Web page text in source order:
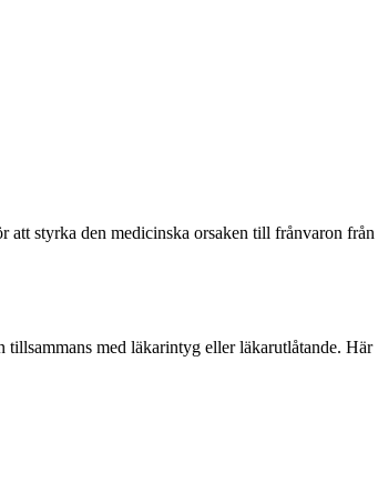
att styrka den medicinska orsaken till frånvaron från
tillsammans med läkarintyg eller läkarutlåtande. Här